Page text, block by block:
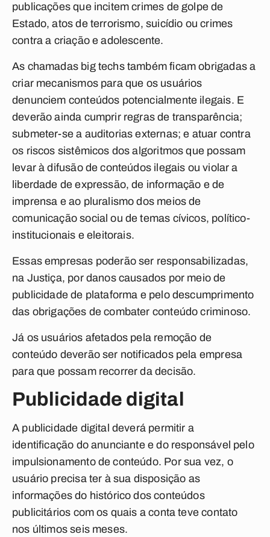
publicações que incitem crimes de golpe de
Estado, atos de terrorismo, suicídio ou crimes
contra a criação e adolescente.
As chamadas big techs também ficam obrigadas a
criar mecanismos para que os usuários
denunciem conteúdos potencialmente ilegais. E
deverão ainda cumprir regras de transparência;
submeter-se a auditorias externas; e atuar contra
os riscos sistêmicos dos algoritmos que possam
levar à difusão de conteúdos ilegais ou violar a
liberdade de expressão, de informação e de
imprensa e ao pluralismo dos meios de
comunicação social ou de temas cívicos, político-
institucionais e eleitorais.
Essas empresas poderão ser responsabilizadas,
na Justiça, por danos causados por meio de
publicidade de plataforma e pelo descumprimento
das obrigações de combater conteúdo criminoso.
Já os usuários afetados pela remoção de
conteúdo deverão ser notificados pela empresa
para que possam recorrer da decisão.
Publicidade digital
A publicidade digital deverá permitir a
identificação do anunciante e do responsável pelo
impulsionamento de conteúdo. Por sua vez, o
usuário precisa ter à sua disposição as
informações do histórico dos conteúdos
publicitários com os quais a conta teve contato
nos últimos seis meses.